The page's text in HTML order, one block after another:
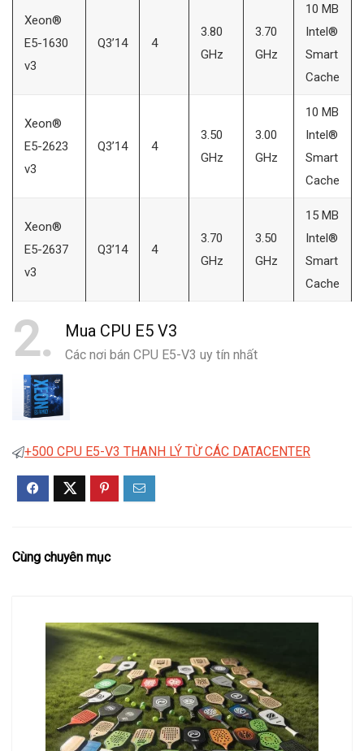
Xeon®
E5-1630
v3
Q3’14 4
3.80
GHz
3.70
GHz
10 MB
Intel®
Smart
Cache
Xeon®
E5-2623
v3
Q3’14 4
3.50
GHz
3.00
GHz
10 MB
Intel®
Smart
Cache
Xeon®
E5-2637
v3
Q3’14 4
3.70
GHz
3.50
GHz
15 MB
Intel®
Smart
Cache
2 Mua CPU E5 V3
Các nơi bán CPU E5-V3 uy tín nhất
+500 CPU E5-V3 THANH LÝ TỪ CÁC DATACENTER
Cùng chuyên mục